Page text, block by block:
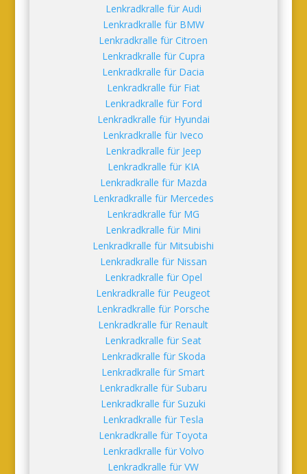
Lenkradkralle für Audi
Lenkradkralle für BMW
Lenkradkralle für Citroen
Lenkradkralle für Cupra
Lenkradkralle für Dacia
Lenkradkralle für Fiat
Lenkradkralle für Ford
Lenkradkralle für Hyundai
Lenkradkralle für Iveco
Lenkradkralle für Jeep
Lenkradkralle für KIA
Lenkradkralle für Mazda
Lenkradkralle für Mercedes
Lenkradkralle für MG
Lenkradkralle für Mini
Lenkradkralle für Mitsubishi
Lenkradkralle für Nissan
Lenkradkralle für Opel
Lenkradkralle für Peugeot
Lenkradkralle für Porsche
Lenkradkralle für Renault
Lenkradkralle für Seat
Lenkradkralle für Skoda
Lenkradkralle für Smart
Lenkradkralle für Subaru
Lenkradkralle für Suzuki
Lenkradkralle für Tesla
Lenkradkralle für Toyota
Lenkradkralle für Volvo
Lenkradkralle für VW